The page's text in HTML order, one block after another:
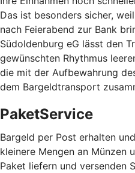
Das ist besonders sicher,
nach Feierabend zur Bank
Südoldenburg eG lässt den
gewünschten Rhythmus
die mit der Aufbewahrung
dem Bargeldtransport
PaketService
Bargeld per Post erhalten
kleinere Mengen an Münzen
Paket liefern und versenden